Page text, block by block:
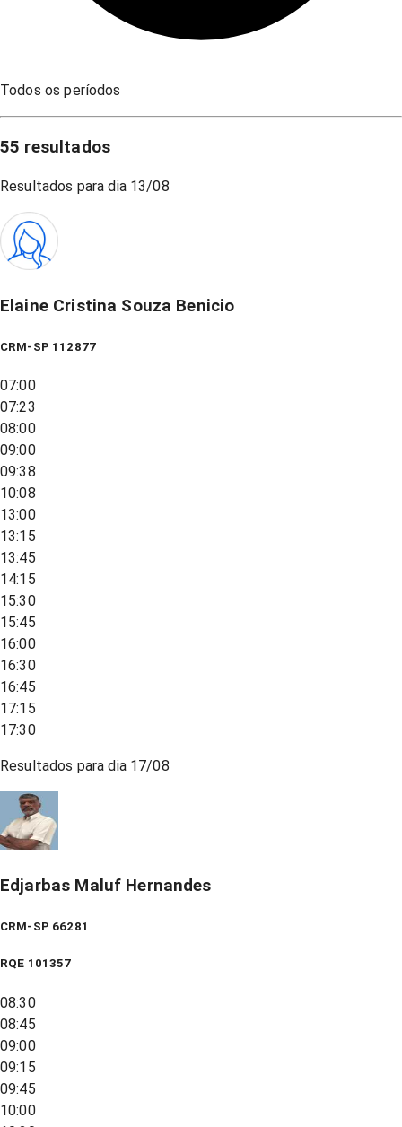
Todos os períodos
55 resultados
Resultados para dia 13/08
Elaine Cristina Souza Benicio
CRM-SP 112877
07:00
07:23
08:00
09:00
09:38
10:08
13:00
13:15
13:45
14:15
15:30
15:45
16:00
16:30
16:45
17:15
17:30
Resultados para dia 17/08
Edjarbas Maluf Hernandes
CRM-SP 66281
RQE 101357
08:30
08:45
09:00
09:15
09:45
10:00